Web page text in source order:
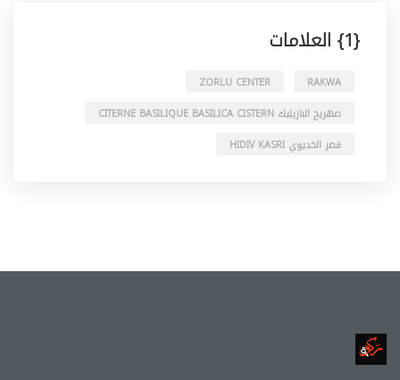
{1} العلامات
RAKWA
ZORLU CENTER
صهريج البازيليك CITERNE BASILIQUE BASILICA CISTERN
قصر الخديوي HIDIV KASRI